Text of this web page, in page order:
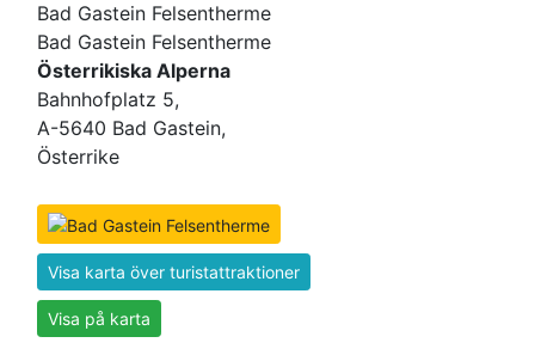
Bad Gastein Felsentherme
Bad Gastein Felsentherme
Österrikiska Alperna
Bahnhofplatz 5,
A-5640 Bad Gastein,
Österrike
Visa karta över turistattraktioner
Visa på karta